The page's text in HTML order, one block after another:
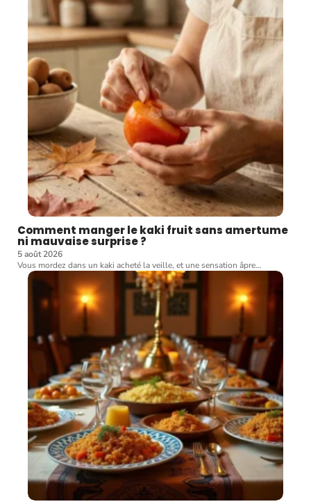
Comment manger le kaki fruit sans amertume
ni mauvaise surprise ?
5 août 2026
Vous mordez dans un kaki acheté la veille, et une sensation âpre…